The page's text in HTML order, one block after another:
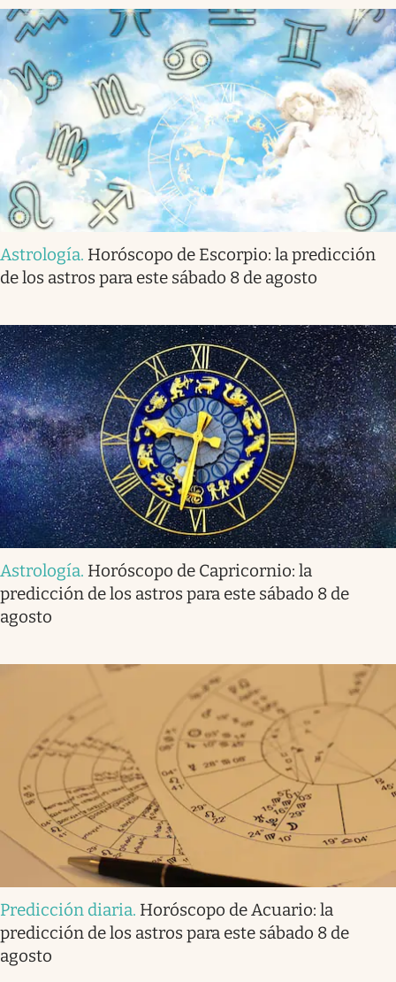
Astrología. Horóscopo de Escorpio: la predicción
de los astros para este sábado 8 de agosto
Astrología. Horóscopo de Capricornio: la
predicción de los astros para este sábado 8 de
agosto
Predicción diaria. Horóscopo de Acuario: la
predicción de los astros para este sábado 8 de
agosto